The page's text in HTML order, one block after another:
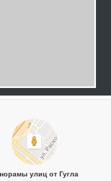
улиц от Гугла